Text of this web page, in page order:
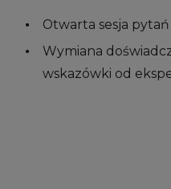
Otwarta sesja
Wymiana
wskazówki od